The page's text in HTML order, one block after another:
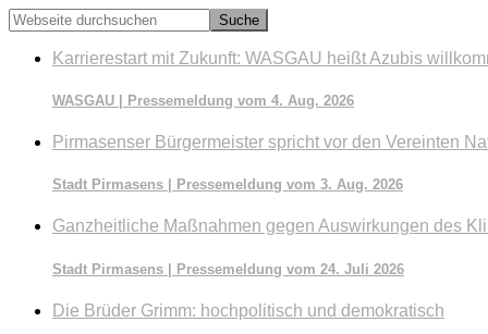
Webseite
durchsuchen
Karrierestart mit Zukunft: WASGAU heißt Azubis
WASGAU | Pressemeldung vom 4. Aug. 2026
Pirmasenser Bürgermeister spricht vor den Vereinten
Stadt Pirmasens | Pressemeldung vom 3. Aug. 2026
Ganzheitliche Maßnahmen gegen Auswirkungen des
Stadt Pirmasens | Pressemeldung vom 24. Juli 2026
Die Brüder Grimm: hochpolitisch und demokratisch